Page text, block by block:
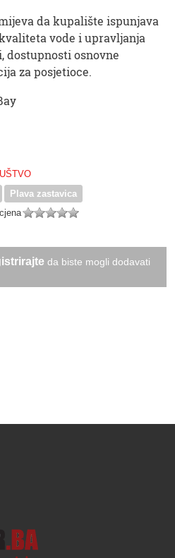
da kupalište ispunjava
vode i upravljanja
dostupnosti osnovne
za posjetioce.
Plava zastavica
da biste mogli dodavati